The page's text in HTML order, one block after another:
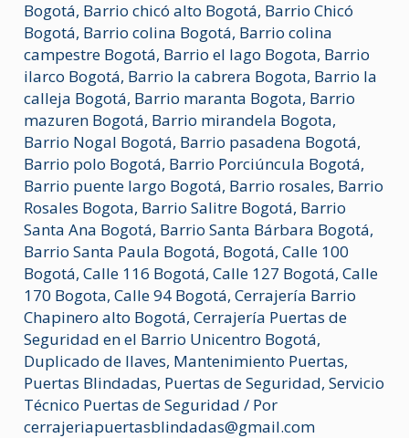
Bogotá, Barrio chicó alto Bogotá, Barrio Chicó
Bogotá, Barrio colina Bogotá, Barrio colina
campestre Bogotá, Barrio el lago Bogota, Barrio
ilarco Bogotá, Barrio la cabrera Bogota, Barrio la
calleja Bogotá, Barrio maranta Bogota, Barrio
mazuren Bogotá, Barrio mirandela Bogota,
Barrio Nogal Bogotá, Barrio pasadena Bogotá,
Barrio polo Bogotá, Barrio Porciúncula Bogotá,
Barrio puente largo Bogotá, Barrio rosales, Barrio
Rosales Bogota, Barrio Salitre Bogotá, Barrio
Santa Ana Bogotá, Barrio Santa Bárbara Bogotá,
Barrio Santa Paula Bogotá, Bogotá,Calle 100
Bogotá,Calle 116 Bogotá,Calle 127 Bogotá,Calle
170 Bogota,Calle 94 Bogotá,Cerrajería Barrio
Chapinero alto Bogotá,Cerrajería Puertas de
Seguridad en el Barrio Unicentro Bogotá,
Duplicado de llaves, Mantenimiento Puertas,
Puertas Blindadas, Puertas de Seguridad,Servicio
Técnico Puertas de Seguridad / Por
cerrajeriapuertasblindadas@gmail.com